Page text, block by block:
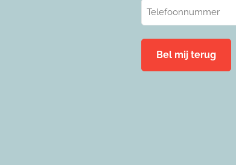
Telefoonnummer
(Vereist)